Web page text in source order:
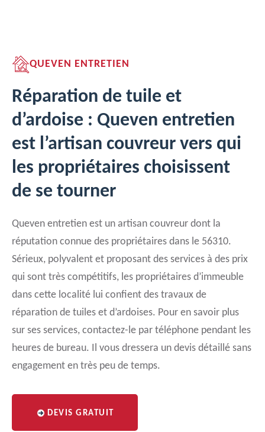
QUEVEN ENTRETIEN
Réparation de tuile et
d’ardoise : Queven entretien
est l’artisan couvreur vers qui
les propriétaires choisissent
de se tourner
Queven entretien est un artisan couvreur dont la
réputation connue des propriétaires dans le 56310.
Sérieux, polyvalent et proposant des services à des prix
qui sont très compétitifs, les propriétaires d’immeuble
dans cette localité lui confient des travaux de
réparation de tuiles et d’ardoises. Pour en savoir plus
sur ses services, contactez-le par téléphone pendant les
heures de bureau. Il vous dressera un devis détaillé sans
engagement en très peu de temps.
DEVIS GRATUIT